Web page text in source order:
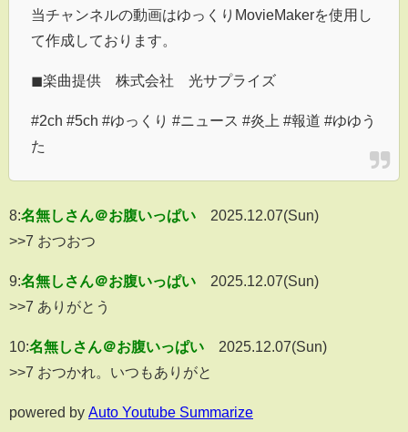
当チャンネルの動画はゆっくりMovieMakerを使用し
て作成しております。
◼︎楽曲提供 株式会社 光サプライズ
#2ch #5ch #ゆっくり #ニュース #炎上 #報道 #ゆゆう
た
8:名無しさん＠お腹いっぱい
2025.12.07(Sun)
>>7 おつおつ
9:名無しさん＠お腹いっぱい
2025.12.07(Sun)
>>7 ありがとう
10:名無しさん＠お腹いっぱい
2025.12.07(Sun)
>>7 おつかれ。いつもありがと
powered by Auto Youtube Summarize